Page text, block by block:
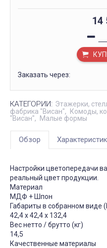
14
Заказать через:
КАТЕГОРИИ: Этажерки,
фабрика "Висан"
Комоды,
"Висан"
Малые формы
Обзор
Настройки цветопередачи
реальный цвет продукции.
Материал
МДФ + Шпон
Габариты в собранном виде
42,4 х 42,4 х 132,4
Вес нетто / брутто (кг)
14,5
Качественные материалы